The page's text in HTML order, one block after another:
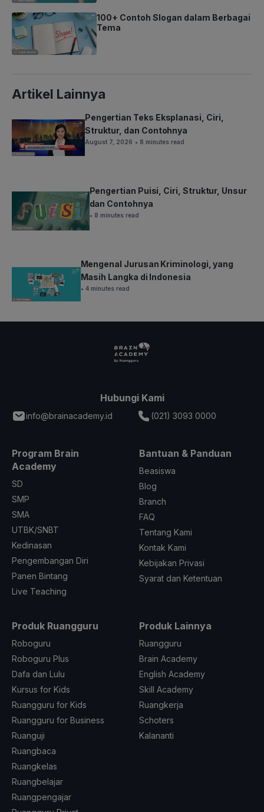
100+ Contoh Slogan dalam Berbagai
Tema
Artikel Lainnya
Pengertian Teks Eksplanasi, Ciri,
Struktur, dan Contohnya
August 7, 2026 • 8 minutes read
Pengertian Puisi, Ciri, Struktur, Unsur
dan Contohnya
• 8 minutes read
Mengenal Jurusan Kriminologi, yang
Masih Langka di Indonesia
• 4 minutes read
Hubungi Kami
info@brainacademy.id (021) 3093 0000
Program Brain
Academy
SD
SMP
SMA
UTBK/SNBT
Kedinasan
Pengembangan Diri
Panen Bintang
Live Teaching
Bantuan & Panduan
Beasiswa
Blog
Branch
FAQ
Tentang Kami
Kontak Kami
Kebijakan Privasi
Syarat dan Ketentuan
Produk Ruangguru
Roboguru
Roboguru Plus
Dafa dan Lulu
Kursus for Kids
Ruangguru for Kids
Ruangguru for Business
Ruanguji
Ruangbaca
Ruangkelas
Ruangbelajar
Ruangpengajar
Produk Lainnya
Ruangguru
Brain Academy
English Academy
Skill Academy
Ruangkerja
Schoters
Kalananti